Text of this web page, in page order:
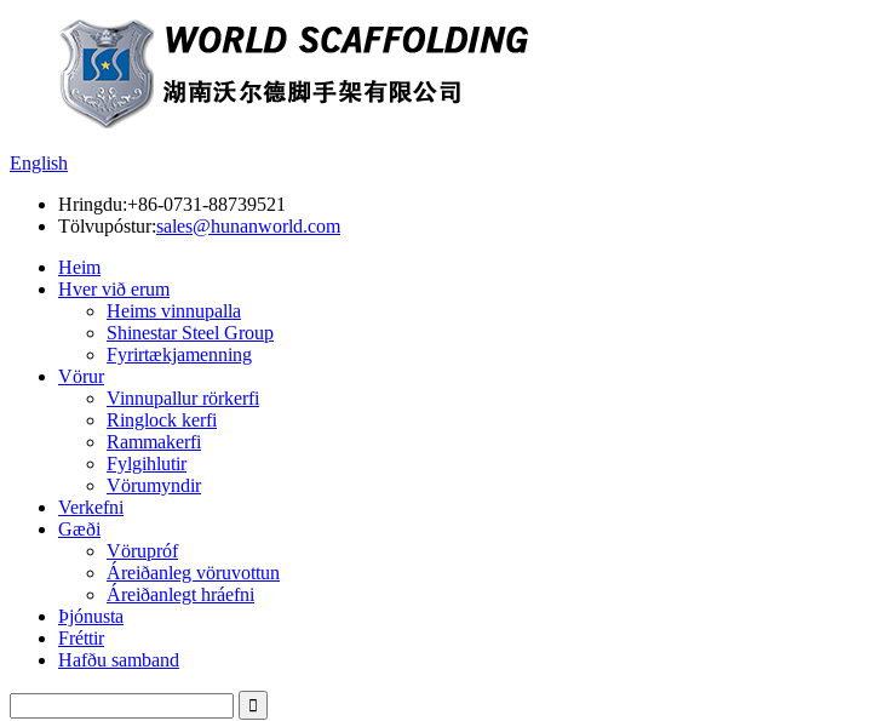
English
Hringdu:+86-0731-88739521
Tölvupóstur:sales@hunanworld.com
Heim
Hver við erum
Heims vinnupalla
Shinestar Steel Group
Fyrirtækjamenning
Vörur
Vinnupallur rörkerfi
Ringlock kerfi
Rammakerfi
Fylgihlutir
Vörumyndir
Verkefni
Gæði
Vörupróf
Áreiðanleg vöruvottun
Áreiðanlegt hráefni
Þjónusta
Fréttir
Hafðu samband